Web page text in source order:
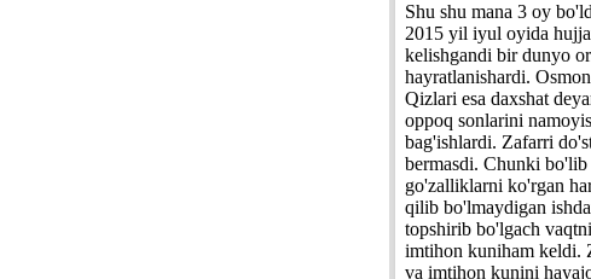
Shu shu mana 3 oy
2015 yil iyul oyida
kelishgandi bir dunyo
hayratlanishardi.
Qizlari esa daxshat
oppoq sonlarini
bag'ishlardi. Zafarri
bermasdi. Chunki
go'zalliklarni ko'rgan
qilib bo'lmaydigan
topshirib bo'lgach
imtihon kuniham keldi.
va imtihon kunini